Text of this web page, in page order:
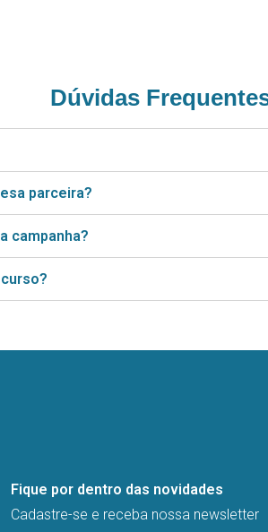
Dúvidas
parceira?
campanha?
Fique por dentro das novidades
Cadastre-se e receba nossa newsletter